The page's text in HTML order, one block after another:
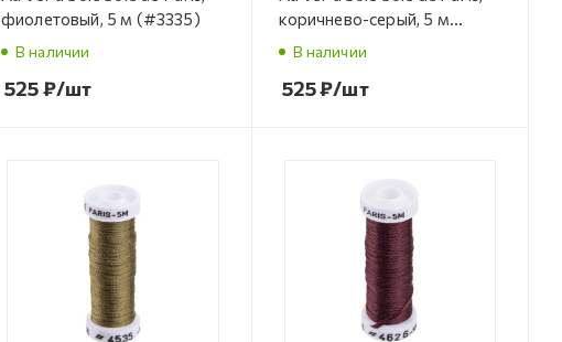
фиолетовый, 5 м (#3335)
В наличии
525₽/шт
коричнево-серый, 5 м
(#3414)
В наличии
525₽/шт